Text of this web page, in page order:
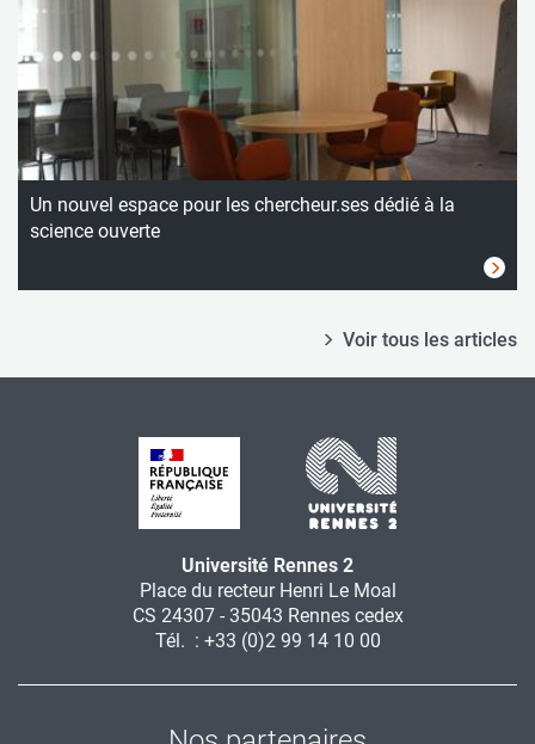
Un nouvel espace pour les chercheur.ses dédié à la
science ouverte
Voir tous les articles
Université Rennes 2
Place du recteur Henri Le Moal
CS 24307 - 35043 Rennes cedex
Tél. : +33 (0)2 99 14 10 00